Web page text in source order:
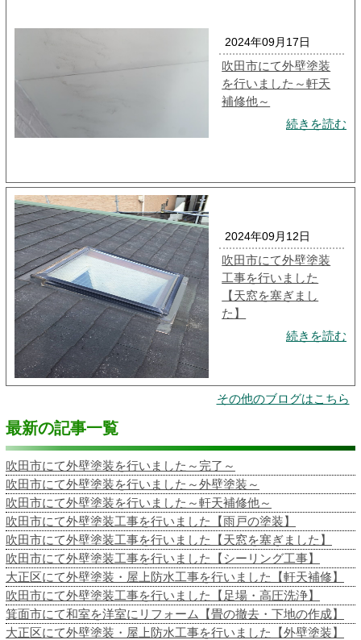
2024年09月17日
吹田市にて外壁塗装
を行いました～軒天
補修他～
続きを読む
2024年09月12日
吹田市にて外壁塗装
工事を行いました
【天窓を塞ぎまし
た】
続きを読む
その他のブログはこちら
最新の記事一覧
吹田市にて外壁塗装を行いました～完了～
吹田市にて外壁塗装を行いました～外壁塗装～
吹田市にて外壁塗装を行いました～軒天補修他～
吹田市にて外壁塗装工事を行いました【雨戸の塗装】
吹田市にて外壁塗装工事を行いました【天窓を塞ぎました】
吹田市にて外壁塗装工事を行いました【シーリング工事】
大正区にて外壁塗装・屋上防水工事を行いました【軒天補修】
吹田市にて外壁塗装工事を行いました【足場・高圧洗浄】
箕面市にて和室を洋室にリフォーム【畳の撤去・下地の作成】
大正区にて外壁塗装・屋上防水工事を行いました【外壁塗装】